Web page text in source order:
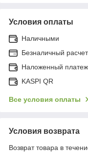
Условия оплаты
Наличными
Безналичный расчет
Наложенный
KASPI QR
Все условия оплаты
Условия возврата
Возврат товара в